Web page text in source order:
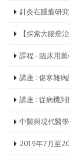
針灸在腫瘤研
【探索大腸癌
課程 - 臨床用
講座 : 傷寒雜
講座 : 從病機
中醫與現代醫
2019年7月至